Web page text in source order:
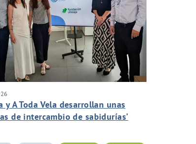
y A Toda Vela desarrollan unas
de intercambio de sabidurías’